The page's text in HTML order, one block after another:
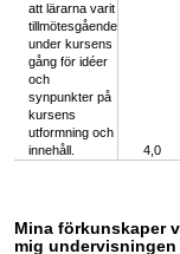
att lärarna varit
tillmötesgående
under kursens
gång för idéer
och
synpunkter på
kursens
utformning och
innehåll.
4,0
Mina förkunskaper
mig undervisningen